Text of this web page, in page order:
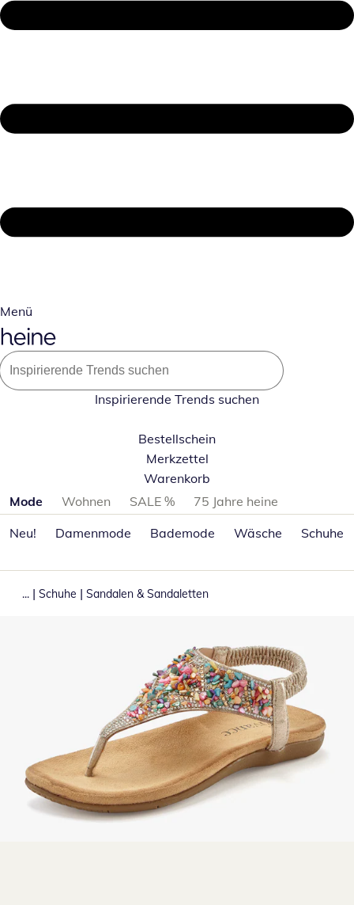
Menü
Inspirierende Trends suchen
Bestellschein
Merkzettel
Warenkorb
Produktkategorien überspringen
Mode Wohnen SALE %
75 Jahre heine
Neu!
Damenmode Bademode Wäsche Schuhe
... | Schuhe | Sandalen & Sandaletten